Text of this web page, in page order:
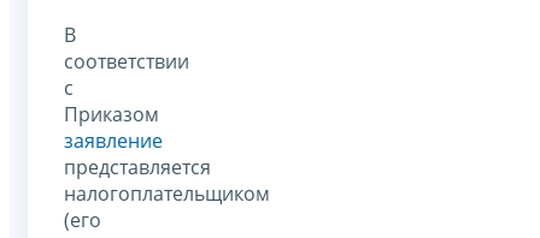
В
соответствии
с
Приказом
заявление
представляется
налогоплательщиком
(его